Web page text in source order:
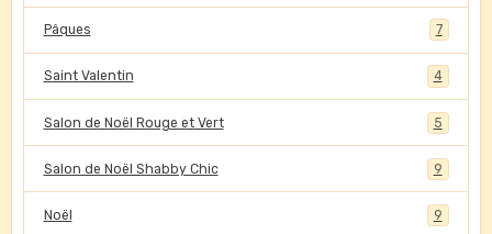
Pâques 7
Saint Valentin 4
Salon de Noël Rouge et Vert 5
Salon de Noël Shabby Chic 9
Noël 9